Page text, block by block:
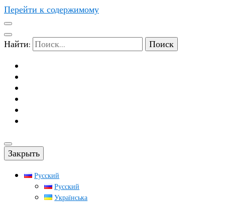
Перейти к содержимому
Найти:
Закрыть
Русский
Русский
Українська